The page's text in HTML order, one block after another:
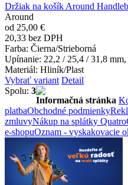
Držiak na košík Around
Around
od 25,00 €
20,33 bez DPH
Farba: Čierna/Strieborná
Upínanie: 22,2 / 25,4 / 31,8
Materiál: Hliník/Plast
Vybrať variant Detail
Spolu: 3
Informačná stránka
platbaObchodné podmienky
zmluvyNákup na splátky Quatro
e-shopuOznam - vyskakovacie